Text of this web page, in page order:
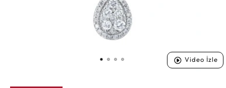
Video İzle